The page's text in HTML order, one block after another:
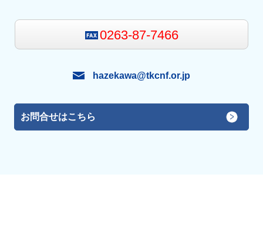
0263-87-7466
hazekawa@tkcnf.or.jp
お問合せはこちら